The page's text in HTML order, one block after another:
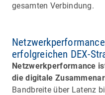
gesamten Verbindung.
erfolgreichen DEX-
Netzwerkperformance
die digitale
Bandbreite über Latenz